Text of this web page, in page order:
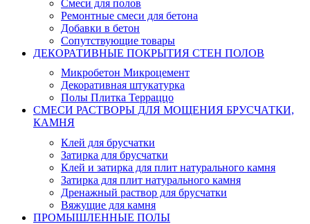
Смеси для полов
Ремонтные смеси для бетона
Добавки в бетон
Сопутствующие товары
ДЕКОРАТИВНЫЕ ПОКРЫТИЯ СТЕН ПОЛОВ
Микробетон Микроцемент
Декоративная штукатурка
Полы Плитка Терраццо
СМЕСИ РАСТВОРЫ ДЛЯ МОЩЕНИЯ БРУСЧАТКИ,
КАМНЯ
Клей для брусчатки
Затирка для брусчатки
Клей и затирка для плит натурального камня
Затирка для плит натурального камня
Дренажный раствор для брусчатки
Вяжущие для камня
ПРОМЫШЛЕННЫЕ ПОЛЫ